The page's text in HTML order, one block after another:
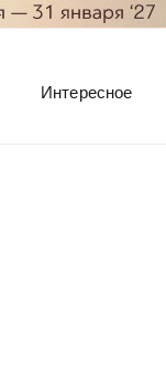
Интересное